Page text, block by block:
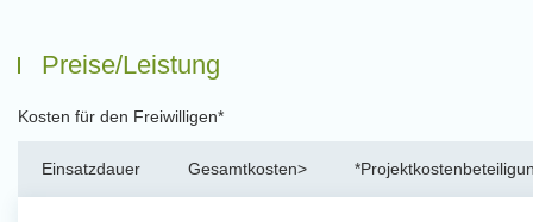
Preise/Leistung
Kosten für den Freiwilligen*
Einsatzdauer Gesamtkosten>